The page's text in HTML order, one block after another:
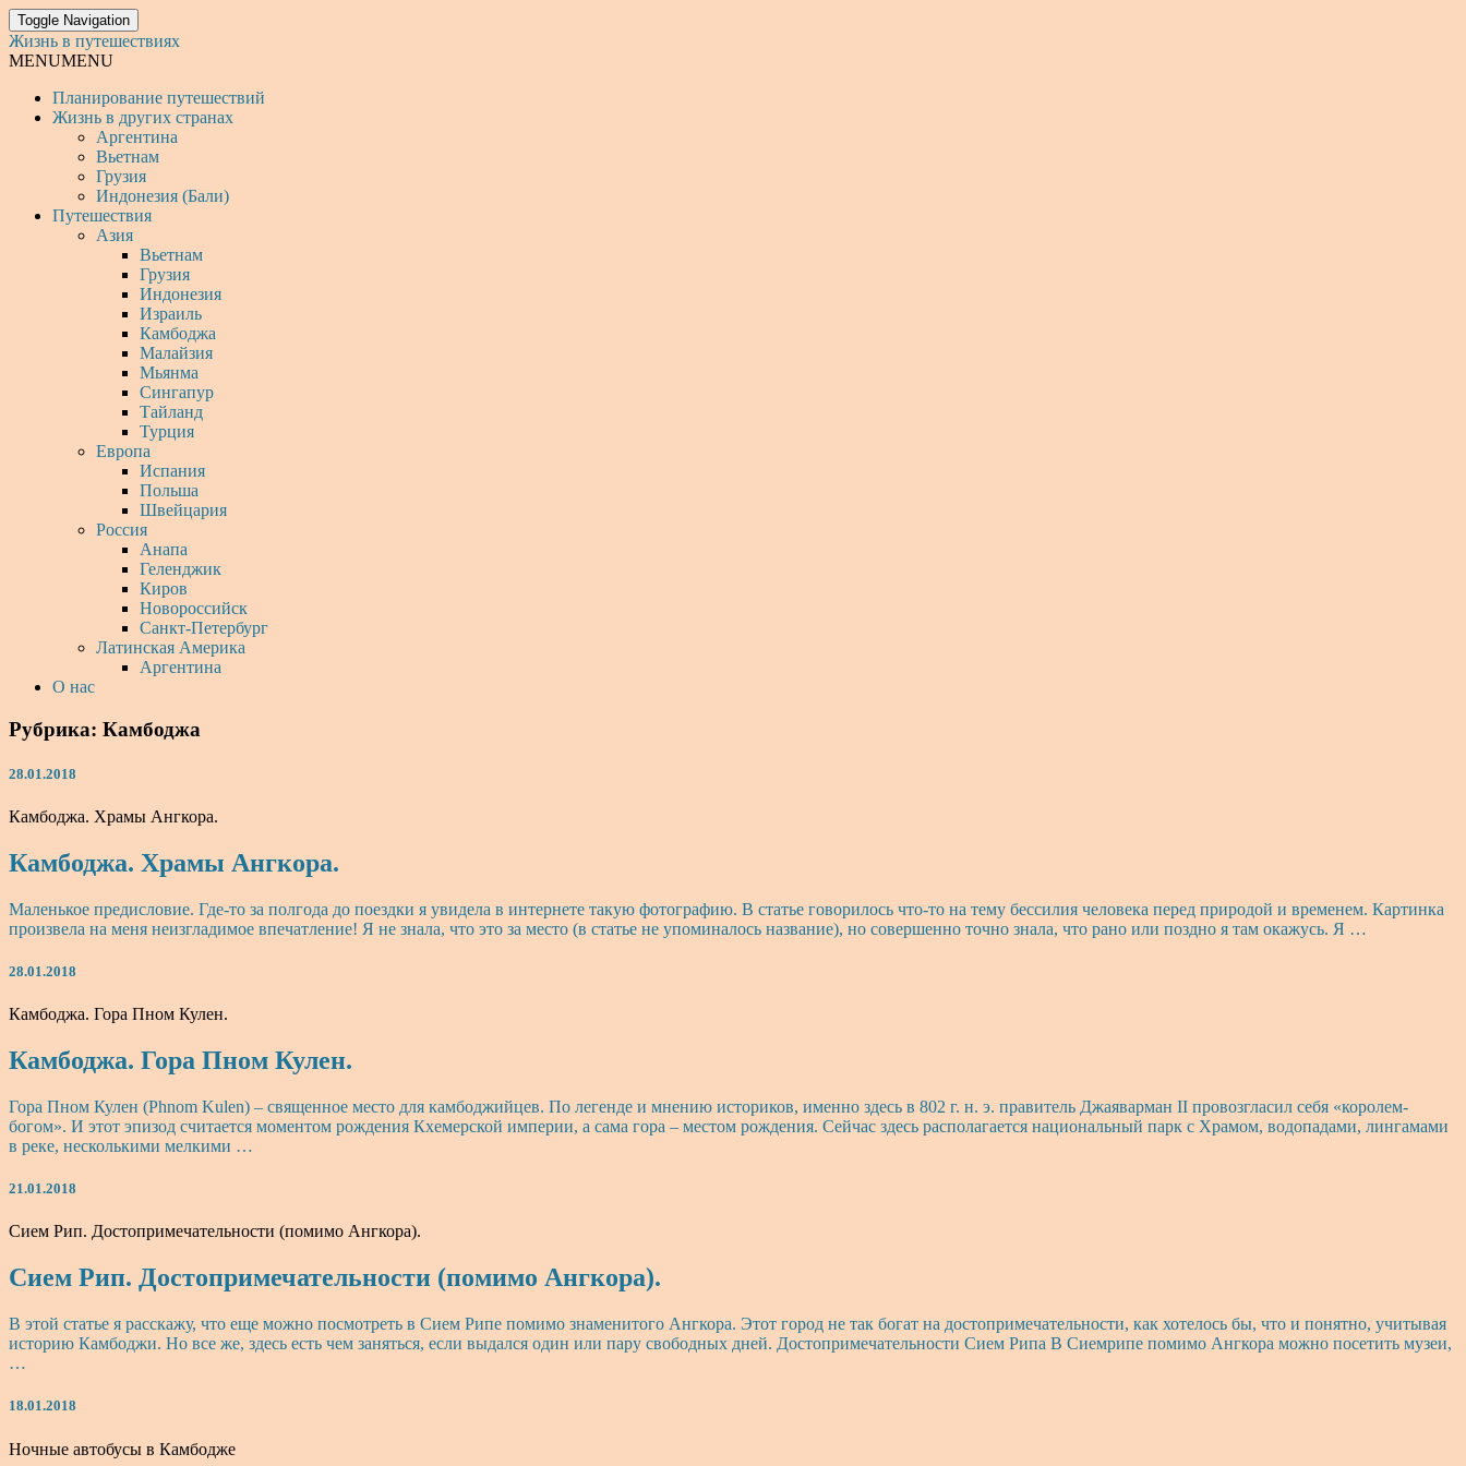
Toggle Navigation
Жизнь в путешествиях
MENUMENU
Планирование путешествий
Жизнь в других странах
Аргентина
Вьетнам
Грузия
Индонезия (Бали)
Путешествия
Азия
Вьетнам
Грузия
Индонезия
Израиль
Камбоджа
Малайзия
Мьянма
Сингапур
Тайланд
Турция
Европа
Испания
Польша
Швейцария
Россия
Анапа
Геленджик
Киров
Новороссийск
Санкт-Петербург
Латинская Америка
Аргентина
О нас
Рубрика: Камбоджа
28.01.2018
Камбоджа. Храмы Ангкора.
Камбоджа. Храмы Ангкора.
Маленькое предисловие. Где-то за полгода до поездки я увидела в интернете такую фотографию. В статье говорилось что-то на тему бессилия человека перед природой и временем. Картинка
произвела на меня неизгладимое впечатление! Я не знала, что это за место (в статье не упоминалось название), но совершенно точно знала, что рано или поздно я там окажусь. Я …
28.01.2018
Камбоджа. Гора Пном Кулен.
Камбоджа. Гора Пном Кулен.
Гора Пном Кулен (Phnom Kulen) – священное место для камбоджийцев. По легенде и мнению историков, именно здесь в 802 г. н. э. правитель Джаяварман II провозгласил себя «королем-
богом». И этот эпизод считается моментом рождения Кхемерской империи, а сама гора – местом рождения. Сейчас здесь располагается национальный парк с Храмом, водопадами, лингамами
в реке, несколькими мелкими …
21.01.2018
Сием Рип. Достопримечательности (помимо Ангкора).
Сием Рип. Достопримечательности (помимо Ангкора).
В этой статье я расскажу, что еще можно посмотреть в Сием Рипе помимо знаменитого Ангкора. Этот город не так богат на достопримечательности, как хотелось бы, что и понятно, учитывая
историю Камбоджи. Но все же, здесь есть чем заняться, если выдался один или пару свободных дней. Достопримечательности Сием Рипа В Сиемрипе помимо Ангкора можно посетить музеи,
…
18.01.2018
Ночные автобусы в Камбодже